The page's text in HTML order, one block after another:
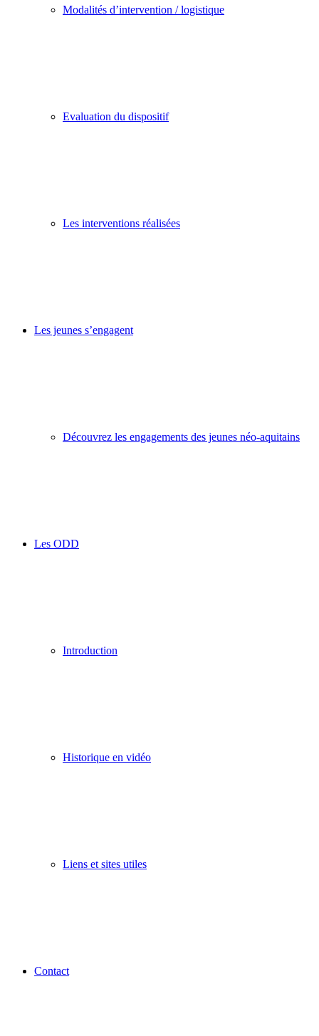
Modalités d’intervention / logistique
Evaluation du dispositif
Les interventions réalisées
Les jeunes s’engagent
Découvrez les engagements des jeunes néo-aquitains
Les ODD
Introduction
Historique en vidéo
Liens et sites utiles
Contact